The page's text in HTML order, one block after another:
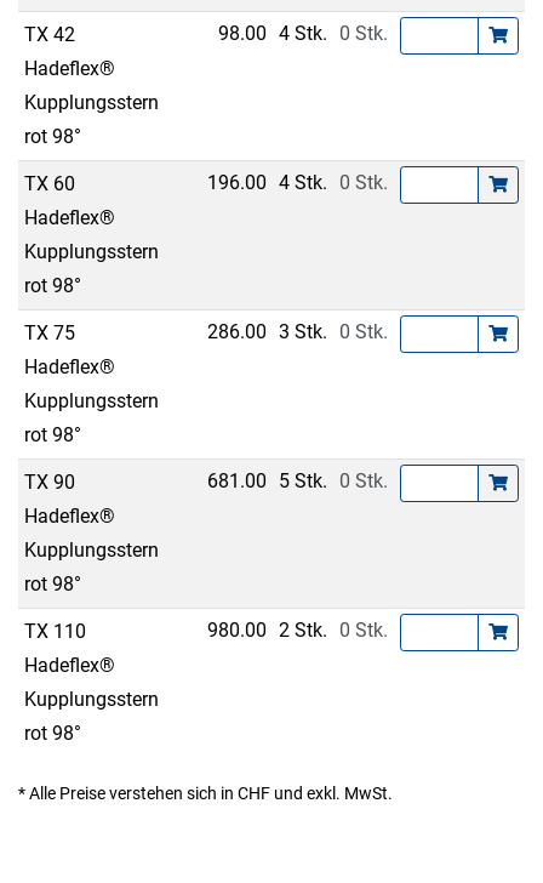
TX 42
Hadeflex®
Kupplungsstern
rot 98°
98.00 4 Stk. 0 Stk.
TX 60
Hadeflex®
Kupplungsstern
rot 98°
196.00 4 Stk. 0 Stk.
TX 75
Hadeflex®
Kupplungsstern
rot 98°
286.00 3 Stk. 0 Stk.
TX 90
Hadeflex®
Kupplungsstern
rot 98°
681.00 5 Stk. 0 Stk.
TX 110
Hadeflex®
Kupplungsstern
rot 98°
980.00 2 Stk. 0 Stk.
* Alle Preise verstehen sich in CHF und exkl. MwSt.